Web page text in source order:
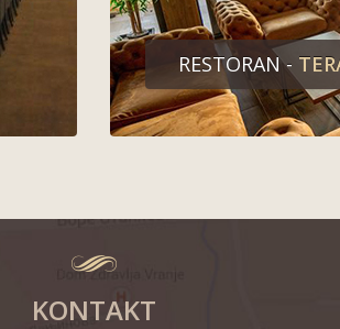
RESTORAN -
KONTAKT